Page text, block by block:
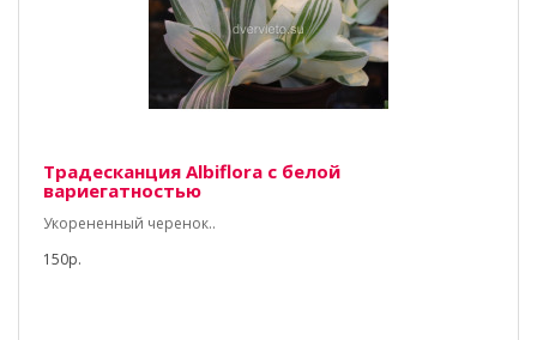
Традесканция Albiflora с белой
вариегатностью
Укорененный черенок..
150р.